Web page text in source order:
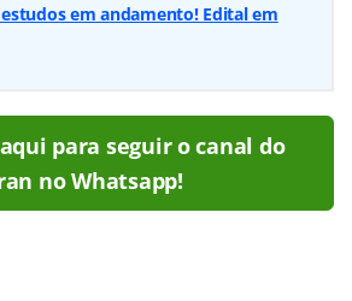
em andamento! Edital em
para seguir o canal do
no Whatsapp!